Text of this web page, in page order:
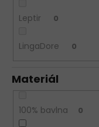
Leptir 0
LingaDore 0
Materiál
100% bavlna 0